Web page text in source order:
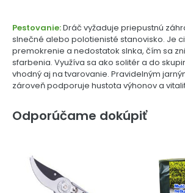
Pestovanie:Dráč vyžaduje priepustnú
slnečné alebo polotienisté stanovisko. Je
premokrenie a nedostatok slnka, čím sa
sfarbenia. Využíva sa ako solitér a do
vhodný aj na tvarovanie. Pravidelným
zároveň podporuje hustota výhonov a
Odporúčame dokúpiť